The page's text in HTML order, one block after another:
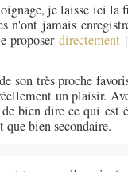
je laisse ici la
n'ont jamais
proposer directement
son très proche
un plaisir.
bien dire ce qui est
que bien secondaire.